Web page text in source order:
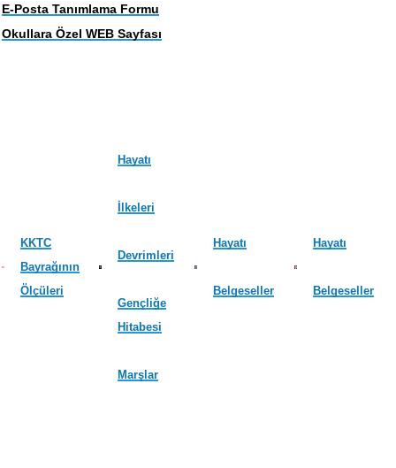
E-Posta Tanımlama Formu
Okullara Özel WEB Sayfası
KKTC
Bayrağının
Ölçüleri
Hayatı
İlkeleri
Devrimleri
Gençliğe
Hitabesi
Marşlar
Hayatı
Belgeseller
Hayatı
Belgeseller